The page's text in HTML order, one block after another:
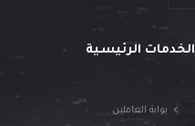
الخدمات الرئيسية
بوابة العاملين